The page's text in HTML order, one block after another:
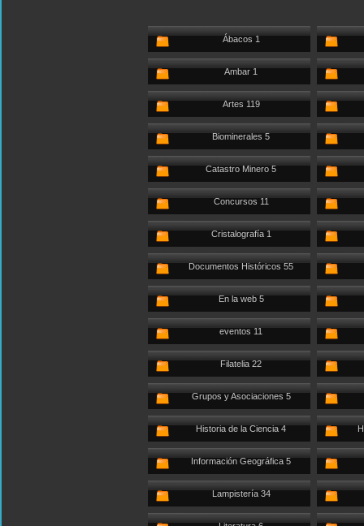
Ábacos 1
Ambar 1
Artes 119
Biominerales 5
Catastro Minero 5
Concursos 11
Cristalografía 1
Documentos Históricos 55
En la web 5
eventos 11
Filatelia 22
Grupos y Asociaciones 5
Historia de la Ciencia 4
Información Geográfica 5
Lampistería 34